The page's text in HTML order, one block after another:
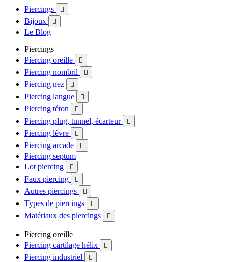
Piercings 
Bijoux 
Le Blog
Piercings
Piercing oreille

Piercing nombril 
Piercing nez 
Piercing langue 
Piercing téton 
Piercing plug, tunnel, écarteur 
Piercing lèvre 
Piercing arcade 
Piercing septum
Lot piercing

Faux piercing 
Autres piercings 
Types de piercings 
Matériaux des piercings 
Piercing oreille
Piercing cartilage hélix

Piercing industriel 